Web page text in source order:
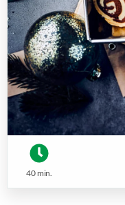
40 min.